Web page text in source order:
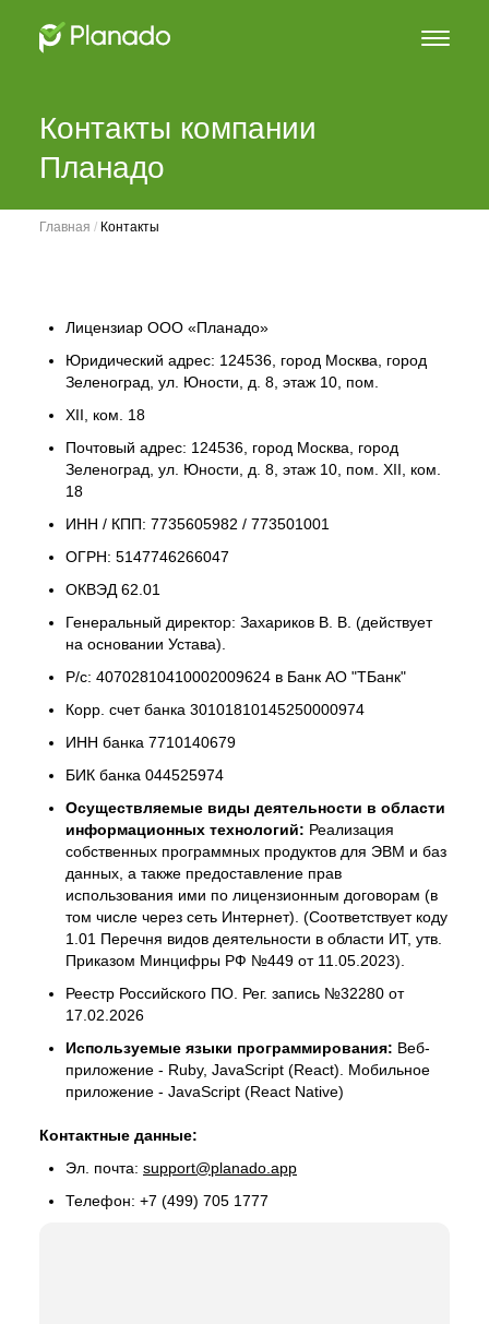
Контакты компании
Планадо
Главная / Контакты
Лицензиар ООО «Планадо»
Юридический адрес: 124536, город Москва, город
Зеленоград, ул. Юности, д. 8, этаж 10, пом.
XII, ком. 18
Почтовый адрес: 124536, город Москва, город
Зеленоград, ул. Юности, д. 8, этаж 10, пом. XII, ком.
18
ИНН / КПП: 7735605982 / 773501001
ОГРН: 5147746266047
ОКВЭД 62.01
Генеральный директор: Захариков В. В. (действует
на основании Устава).
Р/с: 40702810410002009624 в Банк АО "ТБанк"
Корр. счет банка 30101810145250000974
ИНН банка 7710140679
БИК банка 044525974
Осуществляемые виды деятельности в области
информационных технологий: Реализация
собственных программных продуктов для ЭВМ и баз
данных, а также предоставление прав
использования ими по лицензионным договорам (в
том числе через сеть Интернет). (Соответствует коду
1.01 Перечня видов деятельности в области ИТ, утв.
Приказом Минцифры РФ №449 от 11.05.2023).
Реестр Российского ПО. Рег. запись №32280 от
17.02.2026
Используемые языки программирования: Веб-
приложение - Ruby, JavaScript (React). Мобильное
приложение - JavaScript (React Native)
Контактные данные:
Эл. почта: support@planado.app
Телефон: +7 (499) 705 1777